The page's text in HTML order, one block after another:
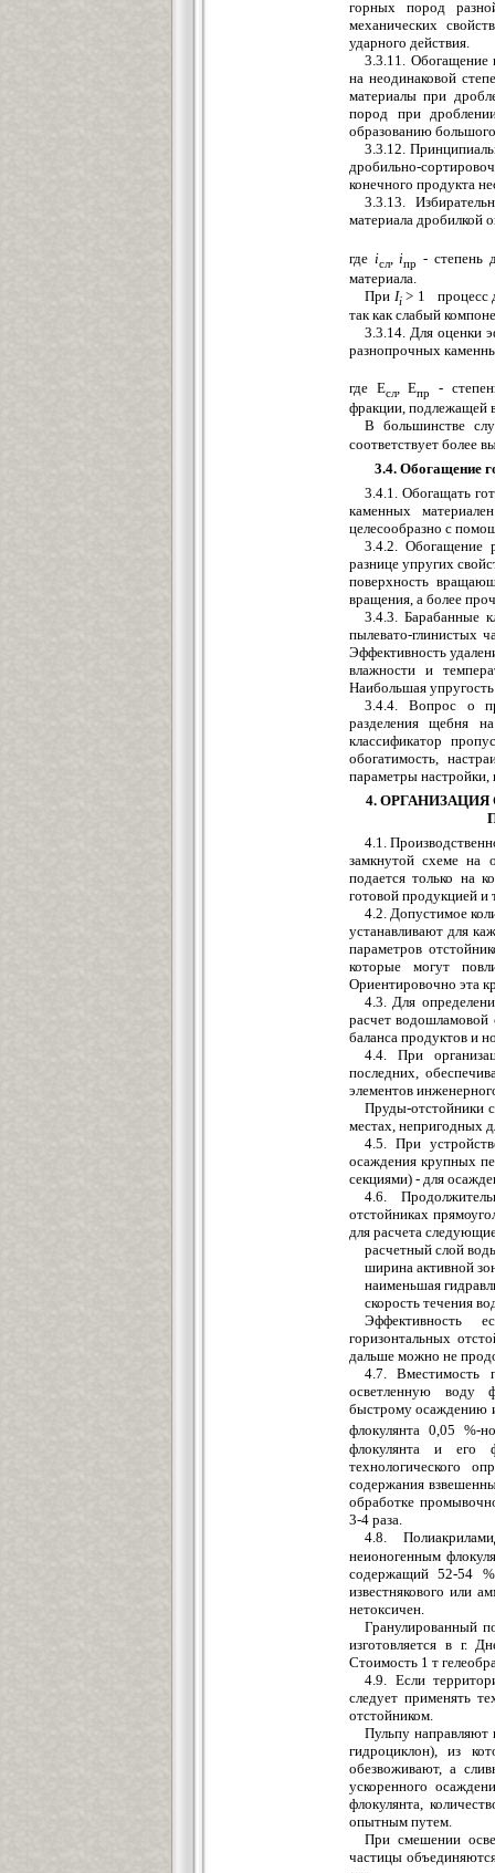
горных пород
механических
ударного действия.
3.3.11. Обогащение
на неодинаковой
материалы при
пород при
образованию
3.3.12.
дробильно-
конечного продукта
3.3.13.
материала дробилкой
где iсл,iпр - степень
материала.
При Ii> 1 процесс
так как слабый
3.3.14. Для оценки
разнопрочных
где Есл , Епр
-
фракции, подлежащей
В большинстве
соответствует более
3.4. Обогащение
3.4.1. Обогащать
каменных
целесообразно с
3.4.2. Обогащение
разнице упругих
поверхность
вращения, а более
3.4.3. Барабанные
пылевато-глинистых
Эффективность
влажности и
Наибольшая
3.4.4. Вопрос о
разделения щебня
классификатор
обогатимость,
параметры настройки,
4.
4.1.
замкнутой схеме на
подается только на
готовой продукцией и
4.2. Допустимое
устанавливают для
параметров
которые могут
Ориентировочно эта
4.3. Для
расчет водошламовой
баланса продуктов и
4.4. При
последних,
элементов
Пруды-отстойники
местах, непригодных
4.5. При
осаждения крупных
секциями) - для
4.6.
отстойниках
для расчета
расчетный слой
ширина активной
наименьшая
скорость течения
Эффективность
горизонтальных
дальше можно не
4.7. Вместимость
осветленную воду
быстрому осаждению
флокулянта 0,05 %-
флокулянта и его
технологического
содержания
обработке
3-4 раза.
4.8.
неионогенным
содержащий 52-54
известнякового или
нетоксичен.
Гранулированный
изготовляется в г.
Стоимость 1 т
4.9. Если
следует применять
отстойником.
Пульпу направляют
гидроциклон), из
обезвоживают, а
ускоренного
флокулянта,
опытным путем.
При смешении
частицы